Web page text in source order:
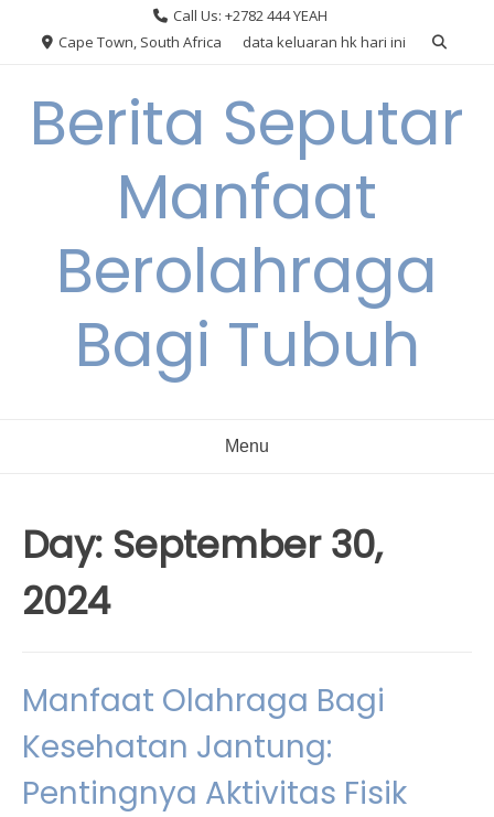
Call Us: +2782 444 YEAH
Cape Town, South Africa
data keluaran hk hari ini
Berita Seputar
Manfaat
Berolahraga
Bagi Tubuh
Menu
Day: September 30,
2024
Manfaat Olahraga Bagi
Kesehatan Jantung:
Pentingnya Aktivitas Fisik